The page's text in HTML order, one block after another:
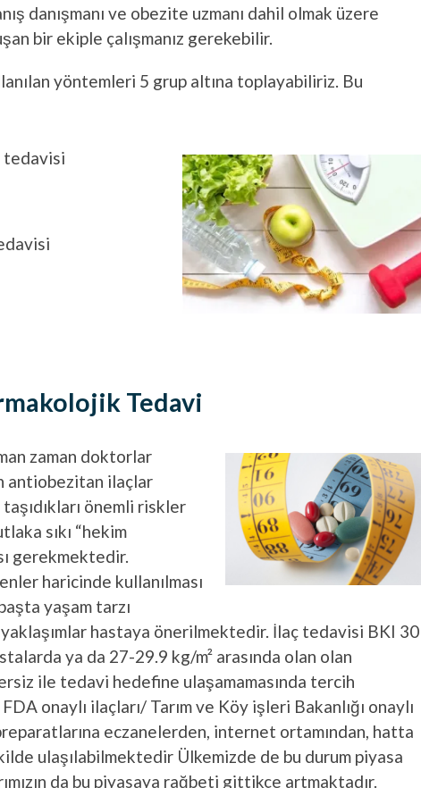
danışmanı ve obezite uzmanı dahil olmak üzere
bir ekiple çalışmanız gerekebilir.
yöntemleri 5 grup altına toplayabiliriz. Bu
tedavisi
Tedavi
zaman doktorlar
antiobezitan ilaçlar
önemli riskler
sıkı “hekim
gerekmektedir.
haricinde kullanılması
yaşam tarzı
hastaya önerilmektedir. İlaç tedavisi BKI 30
ya da 27-29.9 kg/m² arasında olan olan
ile tedavi hedefine ulaşamamasında tercih
onaylı ilaçları/ Tarım ve Köy işleri Bakanlığı onaylı
eczanelerden, internet ortamından, hatta
ulaşılabilmektedir Ülkemizde de bu durum piyasa
da bu piyasaya rağbeti gittikçe artmaktadır.